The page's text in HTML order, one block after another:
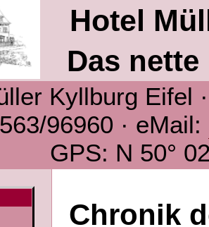
Hotel
Das
Kyllburg Eifel
96960 · eMail:
GPS: N 50°
Chronik